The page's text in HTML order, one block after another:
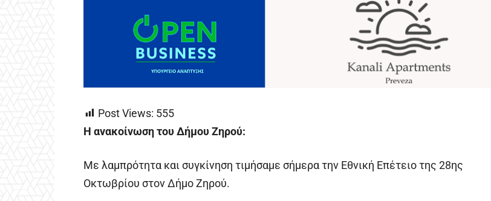
Post Views: 555
Η ανακοίνωση του Δήμου Ζηρού:
Με λαμπρότητα και συγκίνηση τιμήσαμε σήμερα την Εθνική Επέτειο της 28ης
Οκτωβρίου στον Δήμο Ζηρού.